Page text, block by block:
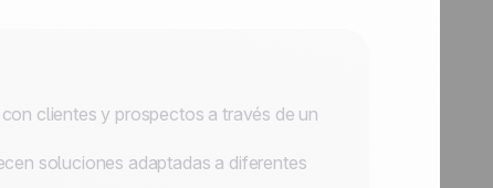
clientes y prospectos a través de un
soluciones adaptadas a diferentes